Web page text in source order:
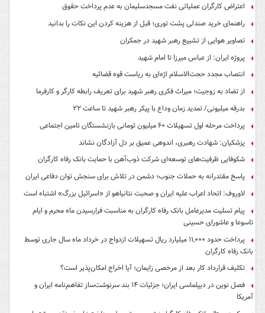
اعتراض کارگران عملیاتی نفت مسجدسلیمان به عدم پرداخت حقوق
راهنمای خرید صندلی پشت توری؛ قبل از هزینه کردن این نکات را بدانید
تصاویر هوایی از تشییع رهبر شهید در جمکران
پروژه ایران: از عباس میرزا تا امام شهید
انتصاب مجدد حجت‌الاسلام اژه‌ای به ریاست قوه‌ قضائیه
از تضاد به زوجیت؛ میراث فکری رهبر شهید برای تعریف رابطه کارگر و کارفرما
بدرقه میلیونی/ تمدید زمان وداع با پیکر رهبر شهید تا ساعت ۲۲
پرداخت مرحله اول تسهیلات ۶۰ میلیون تومانی بازنشستگان تامین اجتماعی
پزشکیان: شهادت رهبری، اندوهی عمیق بر دل آزادگان نشاند
شکوفایی ظرفیت‌های توسعه‌ای شرکت ذوب‌آهن با حمایت‌ بانک رفاه کارگران
پاسخ مقتدرانه به حملات جنوب؛ دشمن در تلاش برای سنجش توان دفاعی ایران
لاوروف: اتحاد اعراب علیه ایران و صحبت نتانیاهو از «اسرائیل بزرگ» اشتباه است
پیام تسلیت مدیرعامل بانک رفاه کارگران به مناسبت فرارسیدن ماه محرم و ایام
تاسوعا و عاشورای حسینی
پرداخت حدود ۱۱,۰۰۰ میلیارد ریال تسهیلات ازدواج در خرداد ماه سال جاری توسط
بانک رفاه کارگران
تکلیف قرارداد کار بعد از مرخصی زایمان؛ آیا اخراج امکان‌پذیر است؟
فصل نوین در دیپلماسی ایران؛ جزئیات ۱۴ بند سرنوشت‌ساز تفاهم‌نامه ایران و
آمریکا